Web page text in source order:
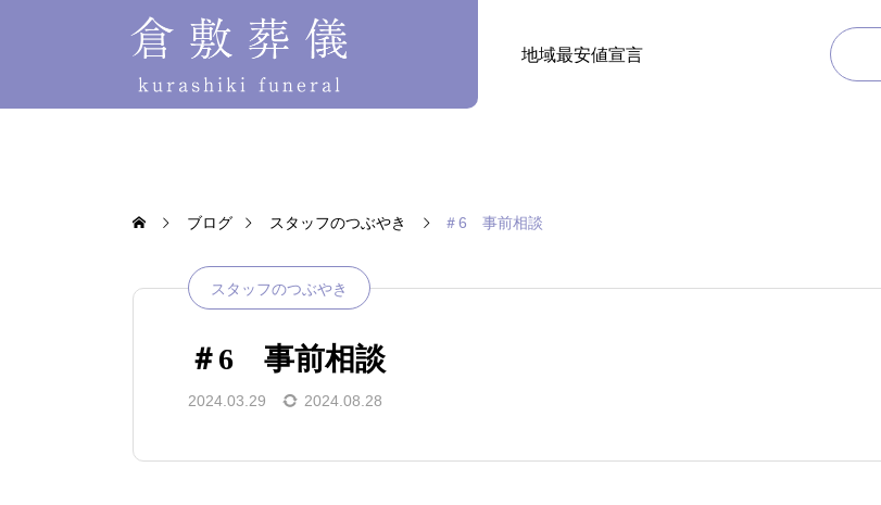
地域最安値宣言
ブログ スタッフのつぶやき ＃6 事前相談
スタッフのつぶやき
＃6 事前相談
2024.03.29 2024.08.28